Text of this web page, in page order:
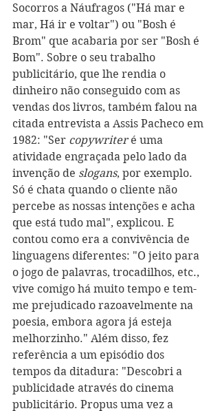
Socorros a Náufragos ("Há mar e
mar, Há ir e voltar") ou "Bosh é
Brom" que acabaria por ser "Bosh é
Bom". Sobre o seu trabalho
publicitário, que lhe rendia o
dinheiro não conseguido com as
vendas dos livros, também falou na
citada entrevista a Assis Pacheco em
1982: "Ser copywriter é uma
atividade engraçada pelo lado da
invenção de slogans, por exemplo.
Só é chata quando o cliente não
percebe as nossas intenções e acha
que está tudo mal", explicou. E
contou como era a convivência de
linguagens diferentes: "O jeito para
o jogo de palavras, trocadilhos, etc.,
vive comigo há muito tempo e tem-
me prejudicado razoavelmente na
poesia, embora agora já esteja
melhorzinho." Além disso, fez
referência a um episódio dos
tempos da ditadura: "Descobri a
publicidade através do cinema
publicitário. Propus uma vez a